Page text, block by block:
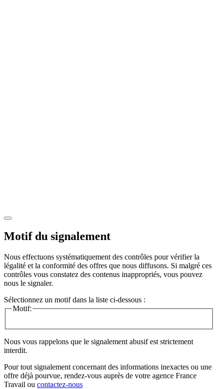
Motif du signalement
Nous effectuons systématiquement des contrôles pour vérifier la
légalité et la conformité des offres que nous diffusons. Si malgré ces
contrôles vous constatez des contenus inappropriés, vous pouvez
nous le signaler.
Sélectionnez un motif dans la liste ci-dessous :
Motif:
Nous vous rappelons que le signalement abusif est strictement
interdit.
Pour tout signalement concernant des informations inexactes ou une
offre déjà pourvue, rendez-vous auprès de votre agence France
Travail ou contactez-nous